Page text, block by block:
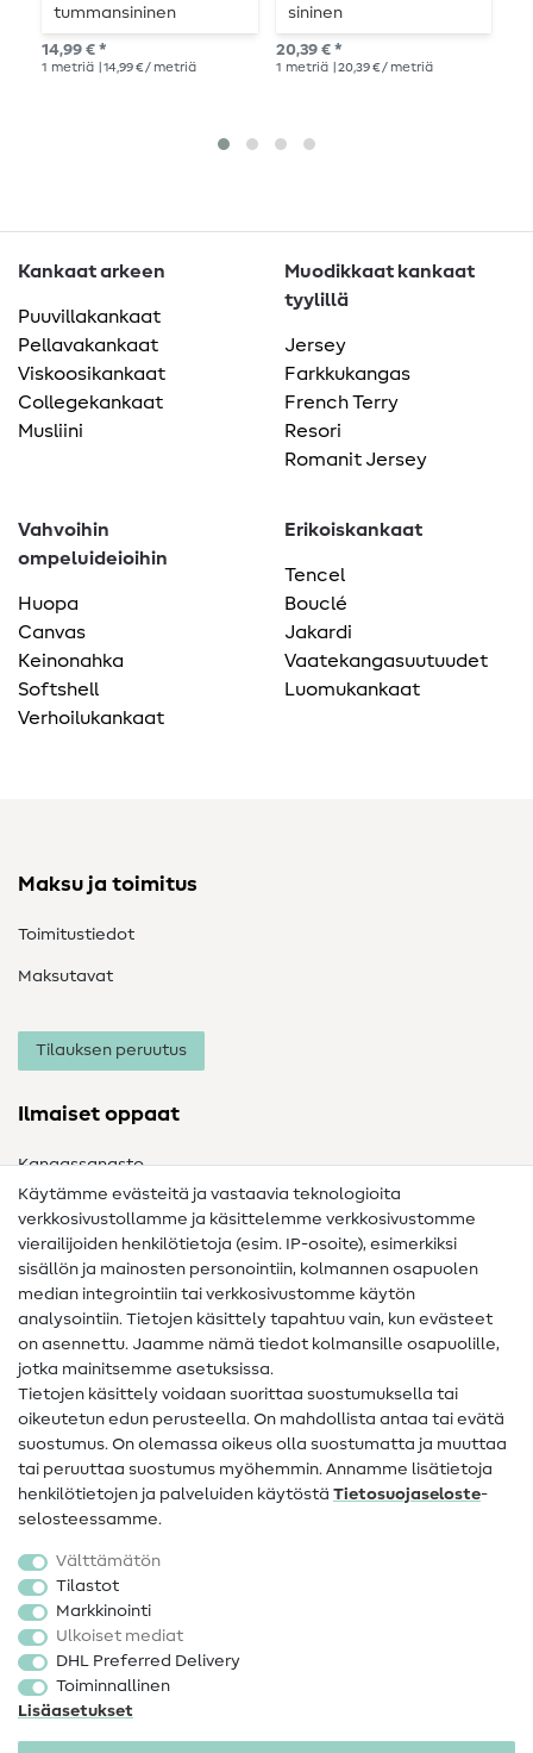
tummansininen
14,99 € *
1 metriä | 14,99 € / metriä
sininen
20,39 € *
1 metriä | 20,39 € / metriä
Kankaat arkeen
Puuvillakankaat
Pellavakankaat
Viskoosikankaat
Collegekankaat
Musliini
Muodikkaat kankaat
tyylillä
Jersey
Farkkukangas
French Terry
Resori
Romanit Jersey
Vahvoihin
ompeluideioihin
Huopa
Canvas
Keinonahka
Softshell
Verhoilukankaat
Erikoiskankaat
Tencel
Bouclé
Jakardi
Vaatekangasuutuudet
Luomukankaat
Maksu ja toimitus
Toimitustiedot
Maksutavat
Tilauksen peruutus
Ilmaiset oppaat
Kangassanasto
Ompelusanasto
Ompeluohjeet
Apua ja yhteystiedot
Yhteystiedot
Tietoa omistajanvaihdoksesta
Peruutusoikeus
Suosittu
Kankaat
Ompelutarvikkeet
Ale
Käytämme evästeitä ja vastaavia teknologioita
verkkosivustollamme ja käsittelemme verkkosivustomme
vierailijoiden henkilötietoja (esim. IP-osoite), esimerkiksi
sisällön ja mainosten personointiin, kolmannen osapuolen
median integrointiin tai verkkosivustomme käytön
analysointiin. Tietojen käsittely tapahtuu vain, kun evästeet
on asennettu. Jaamme nämä tiedot kolmansille osapuolille,
jotka mainitsemme asetuksissa.
Tietojen käsittely voidaan suorittaa suostumuksella tai
oikeutetun edun perusteella. On mahdollista antaa tai evätä
suostumus. On olemassa oikeus olla suostumatta ja muuttaa
tai peruuttaa suostumus myöhemmin. Annamme lisätietoja
henkilötietojen ja palveluiden käytöstä Tietosuojaseloste-
selosteessamme.
Välttämätön
Tilastot
Markkinointi
Ulkoiset mediat
DHL Preferred Delivery
Toiminnallinen
Lisäasetukset